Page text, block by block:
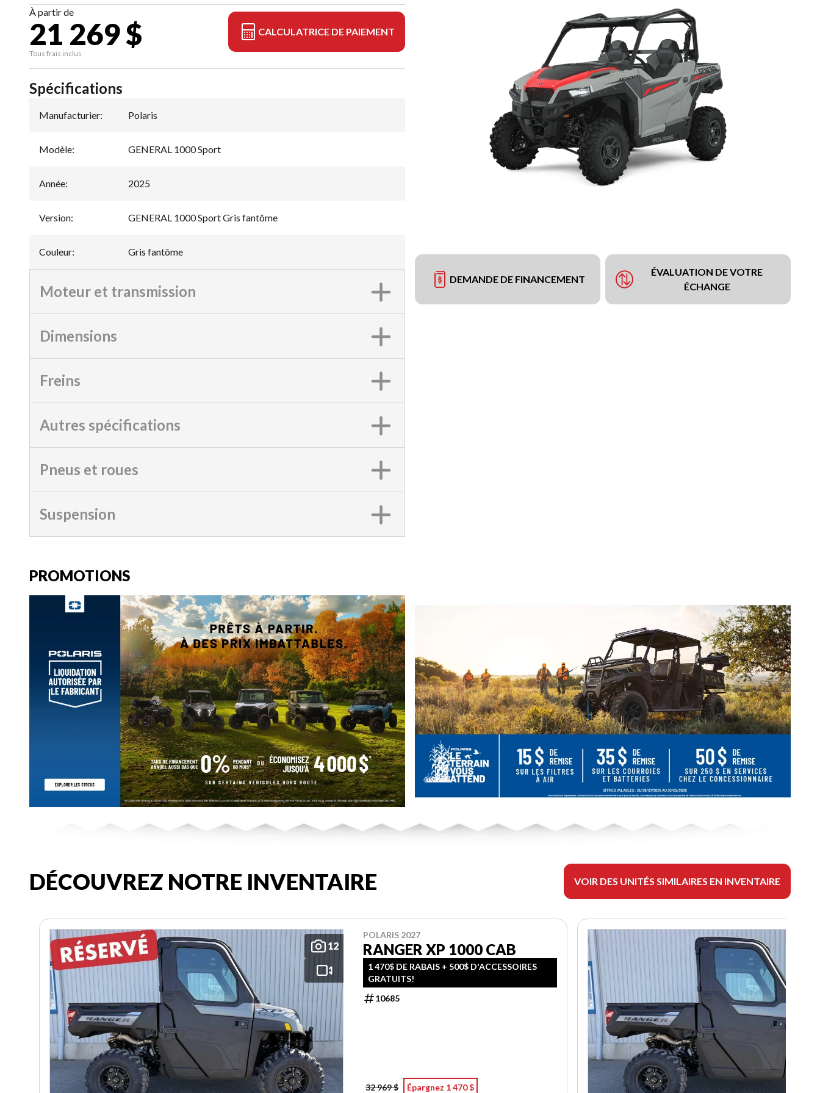
À partir de
21 269 $
Tous frais inclus
CALCULATRICE DE PAIEMENT
DEMANDE DE FINANCEMENT
ÉVALUATION DE VOTRE
ÉCHANGE
Spécifications
Manufacturier: Polaris
Modèle: GENERAL 1000 Sport
Année: 2025
Version: GENERAL 1000 Sport Gris fantôme
Couleur: Gris fantôme
Moteur et transmission
Dimensions
Freins
Autres spécifications
Pneus et roues
Suspension
PROMOTIONS
DÉCOUVREZ NOTRE INVENTAIRE VOIR DES UNITÉS SIMILAIRES EN INVENTAIRE
12
POLARIS 2027
RANGER XP 1000 CAB
1 470$ DE RABAIS + 500$ D'ACCESSOIRES
GRATUITS!
10685
32 969 $ Épargnez 1 470 $